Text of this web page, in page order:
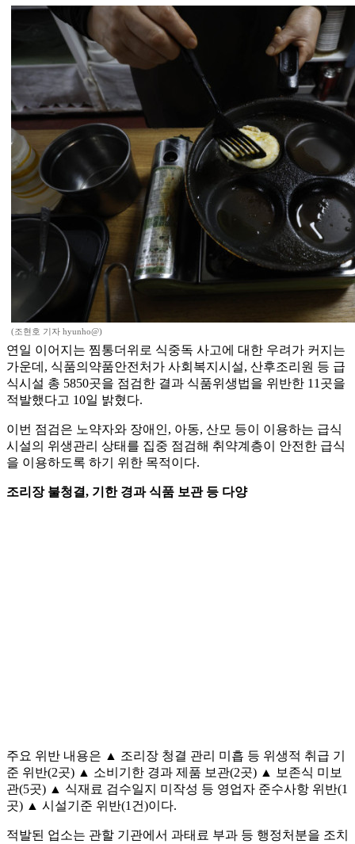
(조현호 기자 hyunho@)
연일 이어지는 찜통더위로 식중독 사고에 대한 우려가 커지는
가운데, 식품의약품안전처가 사회복지시설, 산후조리원 등 급
식시설 총 5850곳을 점검한 결과 식품위생법을 위반한 11곳을
적발했다고 10일 밝혔다.
이번 점검은 노약자와 장애인, 아동, 산모 등이 이용하는 급식
시설의 위생관리 상태를 집중 점검해 취약계층이 안전한 급식
을 이용하도록 하기 위한 목적이다.
조리장 불청결, 기한 경과 식품 보관 등 다양
주요 위반 내용은 ▲ 조리장 청결 관리 미흡 등 위생적 취급 기
준 위반(2곳) ▲ 소비기한 경과 제품 보관(2곳) ▲ 보존식 미보
관(5곳) ▲ 식재료 검수일지 미작성 등 영업자 준수사항 위반(1
곳) ▲ 시설기준 위반(1건)이다.
적발된 업소는 관할 기관에서 과태료 부과 등 행정처분을 조치